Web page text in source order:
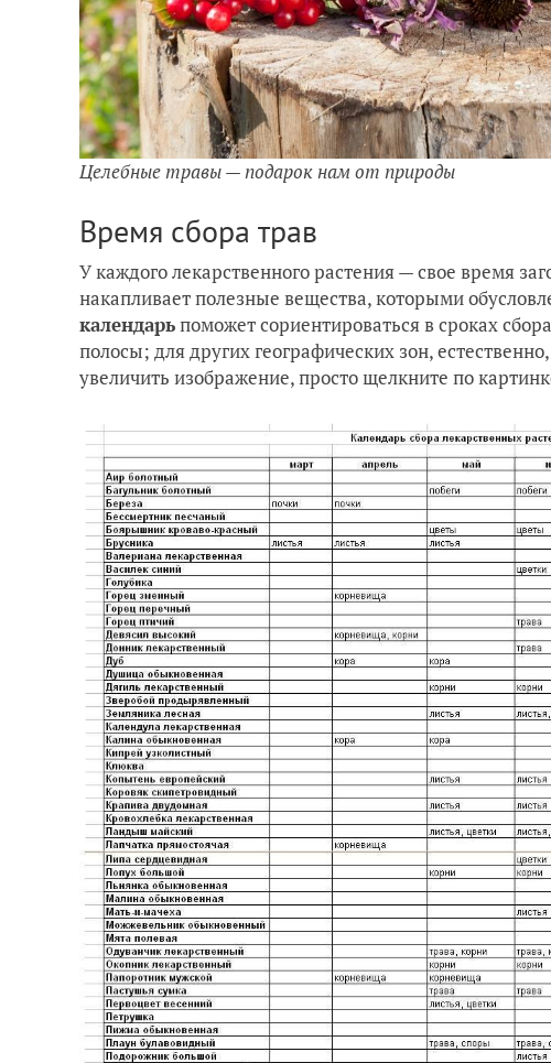
Целебные травы — подарок нам от природы
Время сбора трав
У каждого лекарственного растения — свое время
накапливает полезные вещества, которыми
календарьпоможет сориентироваться в сроках
полосы; для других географических зон,
увеличить изображение, просто щелкните по